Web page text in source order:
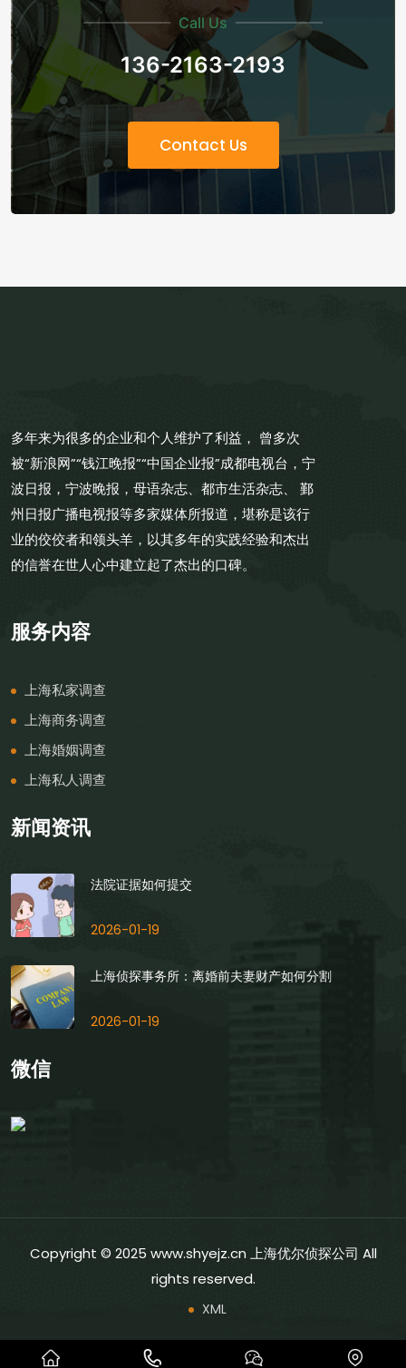
Call Us
136-2163-2193
Contact Us
多年来为很多的企业和个人维护了利益， 曾多次
被“新浪网”“钱江晚报”“中国企业报”成都电视台，宁
波日报，宁波晚报，母语杂志、都市生活杂志、 鄞
州日报广播电视报等多家媒体所报道，堪称是该行
业的佼佼者和领头羊，以其多年的实践经验和杰出
的信誉在世人心中建立起了杰出的口碑。
服务内容
上海私家调查
上海商务调查
上海婚姻调查
上海私人调查
新闻资讯
法院证据如何提交
2026-01-19
上海侦探事务所：离婚前夫妻财产如何分割
2026-01-19
微信
Copyright © 2025 www.shyejz.cn 上海优尔侦探公司 All
rights reserved.
XML